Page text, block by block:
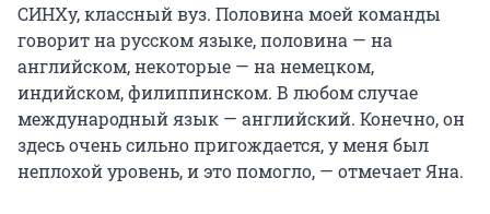
СИНХу, классный вуз. Половина моей команды
говорит на русском языке, половина — на
английском, некоторые — на немецком,
индийском, филиппинском. В любом случае
международный язык — английский. Конечно, он
здесь очень сильно пригождается, у меня был
неплохой уровень, и это помогло, — отмечает Яна.